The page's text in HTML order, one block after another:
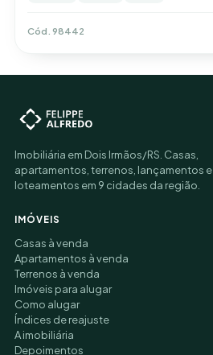
Cód. 98442
Imobiliária em Dois Irmãos/RS. Casas,
apartamentos, terrenos, lançamentos e
loteamentos em 9 cidades da região.
IMÓVEIS
Casas à venda
Apartamentos à venda
Terrenos à venda
Imóveis para alugar
Como alugar
Índices de reajuste
A imobiliária
Depoimentos